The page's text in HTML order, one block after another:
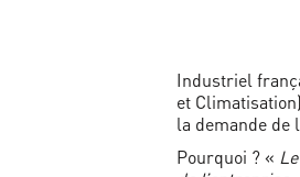
Industriel
et
la demande de
Pourquoi ? «